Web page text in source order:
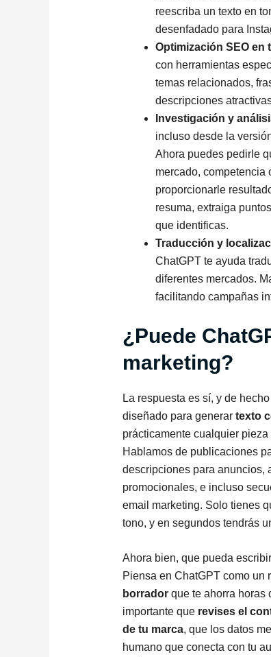
reescriba un texto en
desenfadado para
Optimización SEO en
con herramientas
temas relacionados,
descripciones
Investigación y
incluso desde la
Ahora puedes pedirle
mercado, competencia
proporcionarle
resuma, extraiga
que identificas.
Traducción y
ChatGPT te ayuda
diferentes mercados.
facilitando campañas
¿Puede
marketing?
La respuesta es sí, y de
diseñado para generar texto
prácticamente cualquier
Hablamos de publicaciones
descripciones para anuncios,
promocionales, e incluso
email marketing. Solo tienes
tono, y en segundos tendrás
Ahora bien, que pueda
Piensa en ChatGPT como un
borradorque te ahorra horas
importante que revises el
de tu marca, que los datos
humano que conecta con tu